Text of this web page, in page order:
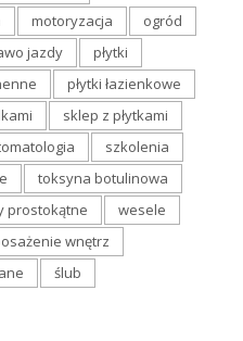
motoryzacja
ogród
jazdy
płytki
płytki łazienkowe
sklep z płytkami
szkolenia
toksyna botulinowa
prostokątne
wesele
wnętrz
ślub